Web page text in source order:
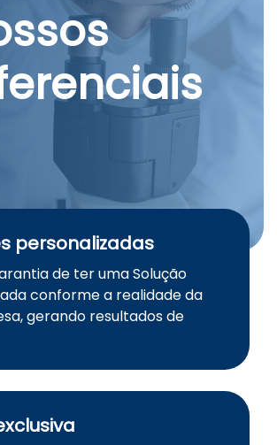
personalizadas
de ter uma Solução
conforme a realidade da
gerando resultados de